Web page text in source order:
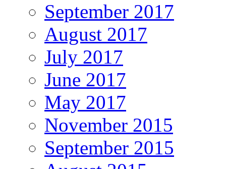
September 2017
August 2017
July 2017
June 2017
May 2017
November 2015
September 2015